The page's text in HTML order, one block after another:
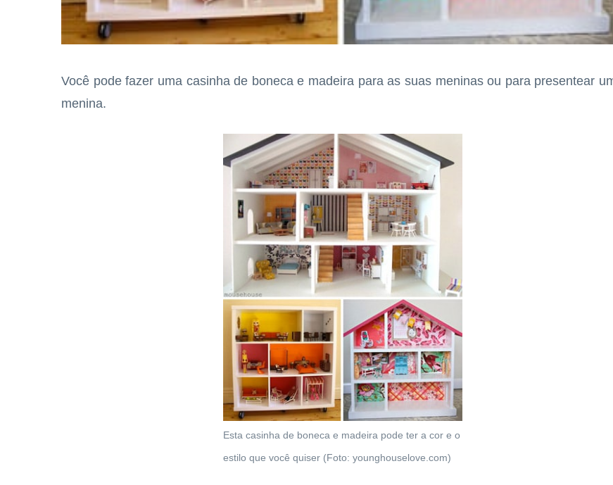
Você pode fazer uma casinha de boneca e madeira para as suas meninas ou para presentear
menina.
Esta casinha de boneca e madeira pode ter a cor e o
estilo que você quiser (Foto: younghouselove.com)